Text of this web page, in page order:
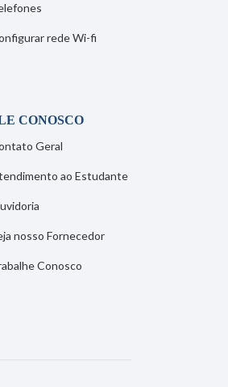
rede Wi-fi
CONOSCO
Geral
ao Estudante
nosso Fornecedor
Conosco